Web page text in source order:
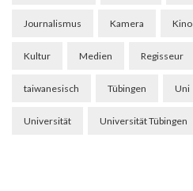
Journalismus Kamera Kino
Kultur Medien Regisseur
taiwanesisch Tübingen Uni
Universität Universität Tübingen